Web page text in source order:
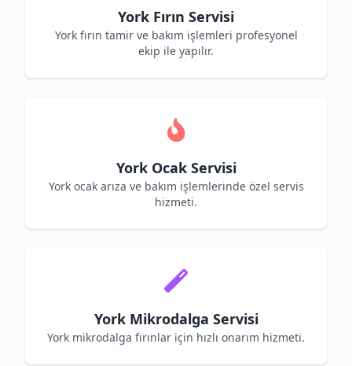
York Fırın Servisi
York fırın tamir ve bakım işlemleri profesyonel
ekip ile yapılır.
York Ocak Servisi
York ocak arıza ve bakım işlemlerinde özel servis
hizmeti.
York Mikrodalga Servisi
York mikrodalga fırınlar için hızlı onarım hizmeti.